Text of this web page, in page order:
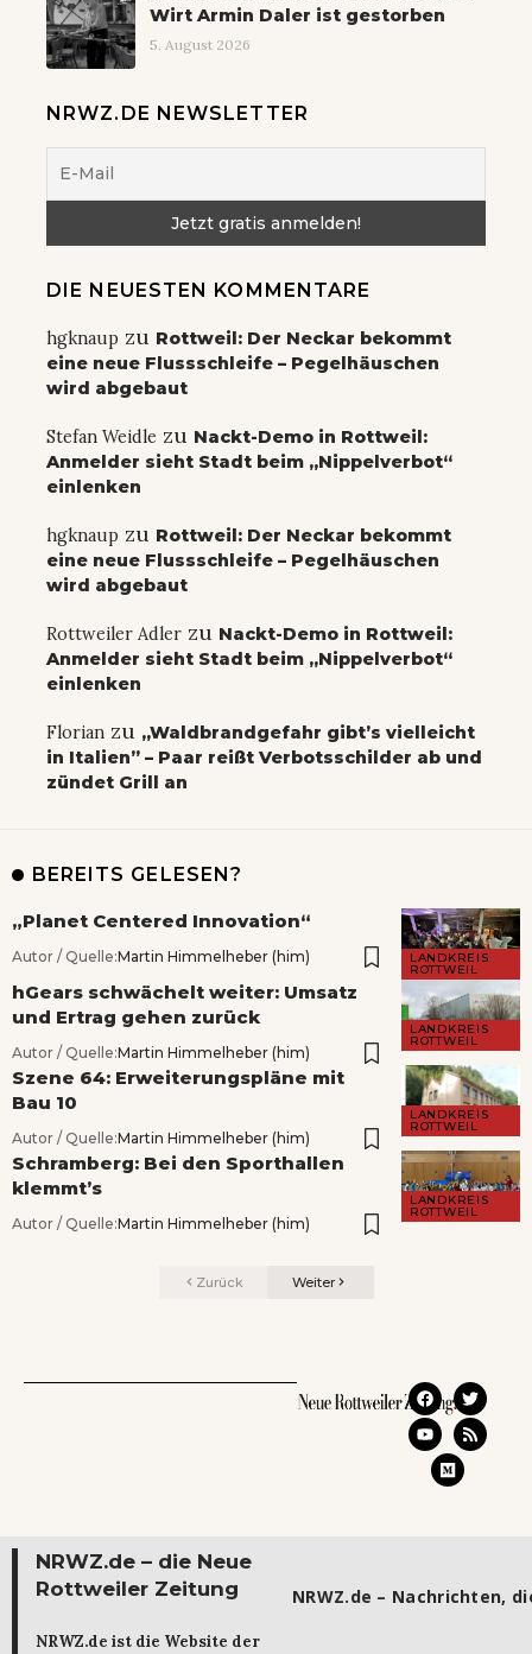
Wirt Armin Daler ist gestorben
5. August 2026
NRWZ.DE NEWSLETTER
DIE NEUESTEN KOMMENTARE
hgknaup zu Rottweil: Der Neckar bekommt
eine neue Flussschleife – Pegelhäuschen
wird abgebaut
Stefan Weidle zu Nackt-Demo in Rottweil:
Anmelder sieht Stadt beim „Nippelverbot“
einlenken
hgknaup zu Rottweil: Der Neckar bekommt
eine neue Flussschleife – Pegelhäuschen
wird abgebaut
Rottweiler Adler zu Nackt-Demo in Rottweil:
Anmelder sieht Stadt beim „Nippelverbot“
einlenken
Florian zu „Waldbrandgefahr gibt’s vielleicht
in Italien” – Paar reißt Verbotsschilder ab und
zündet Grill an
BEREITS GELESEN?
LANDKREIS
ROTTWEIL
„Planet Centered Innovation“
Autor / Quelle:Martin Himmelheber (him)
LANDKREIS
ROTTWEIL
hGears schwächelt weiter: Umsatz
und Ertrag gehen zurück
Autor / Quelle:Martin Himmelheber (him)
LANDKREIS
ROTTWEIL
Szene 64: Erweiterungspläne mit
Bau 10
Autor / Quelle:Martin Himmelheber (him)
LANDKREIS
ROTTWEIL
Schramberg: Bei den Sporthallen
klemmt’s
Autor / Quelle:Martin Himmelheber (him)
Zurück Weiter
NRWZ.de – die Neue
Rottweiler Zeitung
NRWZ.de ist die Website der
NRWZ.de – Nachrichten,